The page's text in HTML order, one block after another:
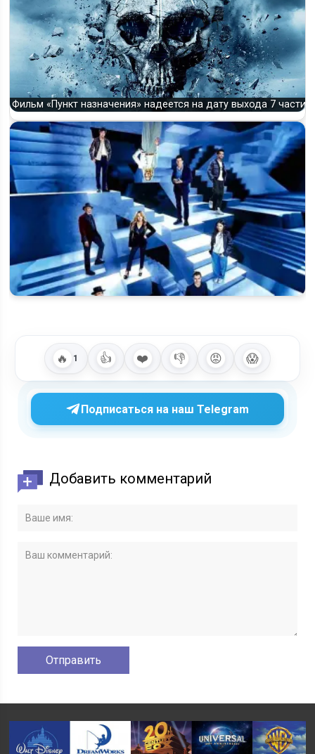
Фильм «Пункт назначения» надеется на дату выхода 7 части
🔥 1 👍 ❤️ 👎 😡 😱
Подписаться на наш Telegram
Добавить комментарий